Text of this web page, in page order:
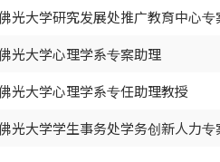
光大学研究发展处推广教育中心专
光大学心理学系专案助理
光大学心理学系专任助理教授
光大学学生事务处学务创新人力